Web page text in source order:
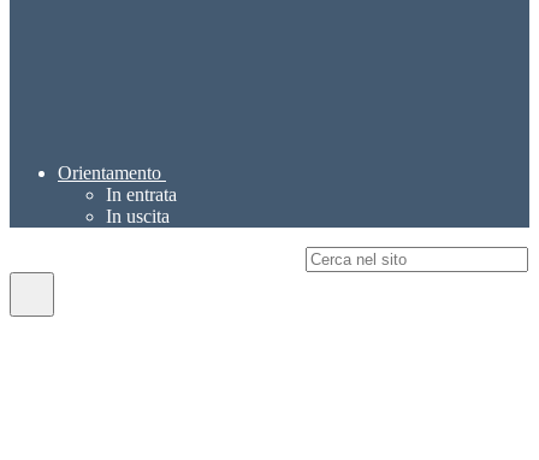
Orientamento
In entrata
In uscita